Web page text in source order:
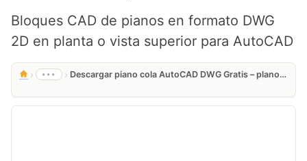
Bloques CAD de pianos en formato DWG
2D en planta o vista superior para AutoCAD
› ••• › Descargar piano cola AutoCAD DWG Gratis – plano 2D